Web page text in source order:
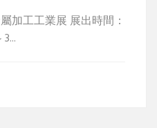
加工工業展 展出時間：